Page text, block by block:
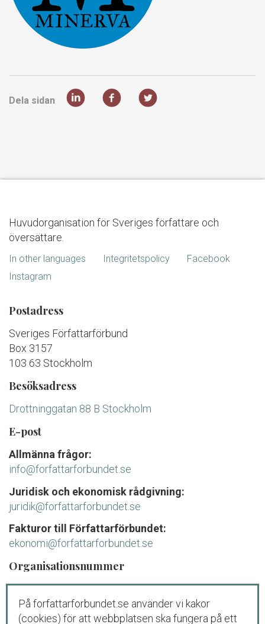
Dela sidan
Huvudorganisation för Sveriges författare och
översättare.
In other languages Integritetspolicy
Facebook
Instagram
Postadress
Sveriges Författarförbund
Box 3157
103 63 Stockholm
Besöksadress
Drottninggatan 88 B Stockholm
E-post
Allmänna frågor:
info@forfattarforbundet.se
Juridisk och ekonomisk rådgivning:
juridik@forfattarforbundet.se
Fakturor till Författarförbundet:
ekonomi@forfattarforbundet.se
Organisationsnummer
802004-7687
Telefon
På forfattarforbundet.se använder vi kakor
(cookies) för att webbplatsen ska fungera på ett